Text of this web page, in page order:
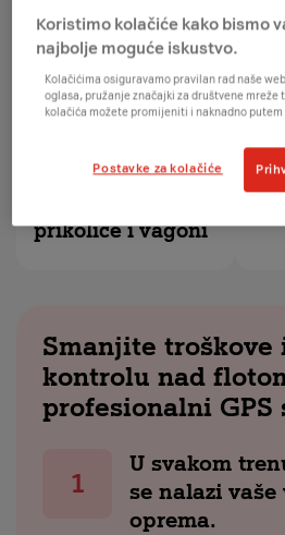
Pošiljke, teretni
prikolice i vagoni
Smanjite troškove
kontrolu nad
profesionalni GPS
U svakom
se nalazi
oprema.
Koristimo kolačiće kako bismo
najbolje moguće iskustvo.
Kolačićima osiguravamo pravilan rad naše
oglasa, pružanje značajki za društvene mreže
kolačića možete promijeniti i naknadno
Postavke za kolačiće